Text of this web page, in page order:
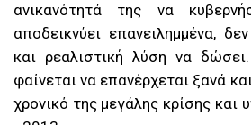
ανικανότητά της να
αποδεικνύει επανειλημμένα,
και ρεαλιστική λύση να
φαίνεται να επανέρχεται ξανά
χρονικό της μεγάλης κρίσης και